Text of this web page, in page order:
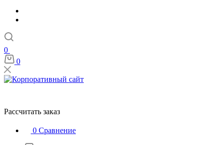
0
0
Рассчитать заказ
0 Сравнение